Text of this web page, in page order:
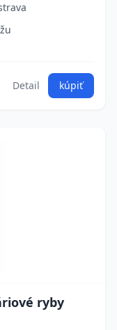
Detail kúpiť
ryby